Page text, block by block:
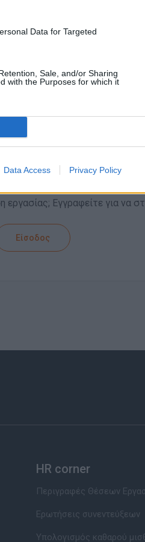
Data for Targeted
Sale, and/or Sharing
with the Purposes for which it
Data Access Privacy Policy
Βιογραφικού
εργασίας; Εγγραφείτε για να
Είσοδος
HR corner
Περιγραφές Θέσεων
Ερωτήσεις συνεντεύξεων
Υπολογισμός καθαρού